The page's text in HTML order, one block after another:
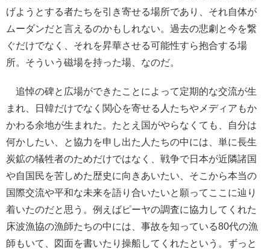
げようとする者たちを引き寄せる場所であり、それ自体が
ムーダンだと言えるのかもしれない。過去の悲劇と今を繋
ぐだけでなく、それを昇華させる可能性すら抱合する場
所。そういう磁場を持った場、なのだ。
追悼の碑と広場ができたことによって定期的な交流が生
まれ、日韓だけでなく関心を寄せる人たちやメディアもか
かわる余地が生まれた。たとえ国がやらなくても、自分は
何かしたい、と協力を申し出た人たちの中には、単に長生
炭鉱の犠牲者のためだけではなく、戦争で日本が近隣諸国
や自国民を苦しめた歴史に向きあいたい、そこから本当の
国際交流や平和な未来を語り合いたいと願ってここに辿り
着いたのだと思う。例えばピーヤの調査に協力してくれた
床波漁協の漁師たちの中には、事故を知っている80代の漁
師もいて、図面を書いたり操船してくれたという。ずっと